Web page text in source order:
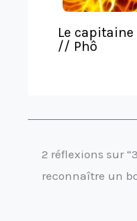
Le
// Phô
2 réflexions sur
reconnaître un